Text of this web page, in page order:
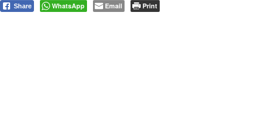
Share WhatsApp Email Print